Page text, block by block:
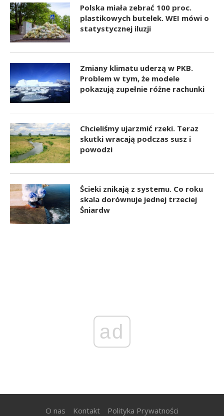
Polska miała zebrać 100 proc.
plastikowych butelek. WEI mówi o
statystycznej iluzji
Zmiany klimatu uderzą w PKB.
Problem w tym, że modele
pokazują zupełnie różne rachunki
Chcieliśmy ujarzmić rzeki. Teraz
skutki wracają podczas susz i
powodzi
Ścieki znikają z systemu. Co roku
skala dorównuje jednej trzeciej
Śniardw
ad
O nas Kontakt Polityka Prywatności